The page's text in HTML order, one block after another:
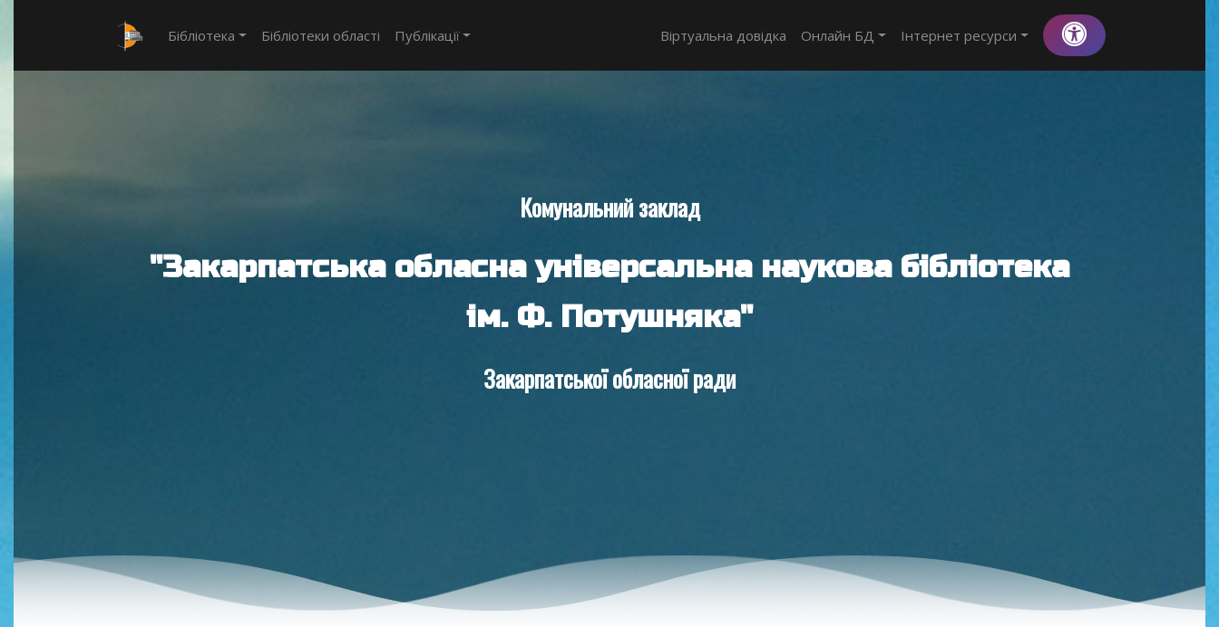
Бібліотека Бібліотеки області Публікації Віртуальна довідка Онлайн БД Інтернет ресурси
Комунальний заклад
"Закарпатська обласна універсальна наукова бібліотека
ім. Ф. Потушняка"
Закарпатської обласної ради